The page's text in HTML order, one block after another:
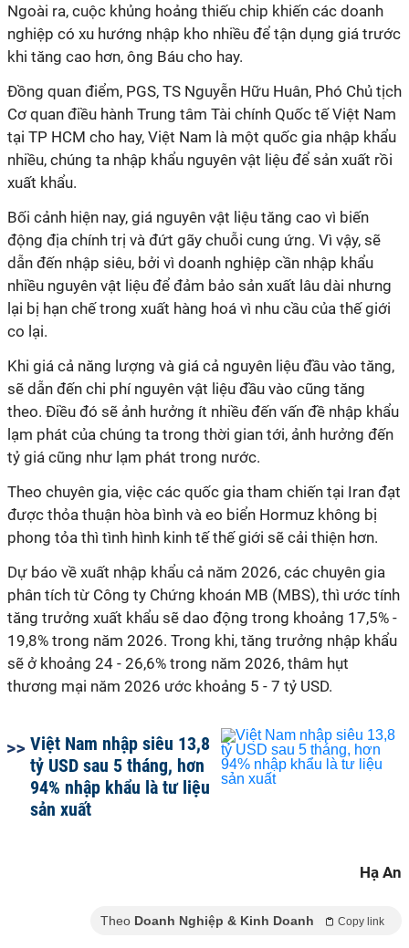
Ngoài ra, cuộc khủng hoảng thiếu chip khiến các doanh
nghiệp có xu hướng nhập kho nhiều để tận dụng giá trước
khi tăng cao hơn, ông Báu cho hay.
Đồng quan điểm, PGS, TS Nguyễn Hữu Huân, Phó Chủ tịch
Cơ quan điều hành Trung tâm Tài chính Quốc tế Việt Nam
tại TP HCM cho hay, Việt Nam là một quốc gia nhập khẩu
nhiều, chúng ta nhập khẩu nguyên vật liệu để sản xuất rồi
xuất khẩu.
Bối cảnh hiện nay, giá nguyên vật liệu tăng cao vì biến
động địa chính trị và đứt gãy chuỗi cung ứng. Vì vậy, sẽ
dẫn đến nhập siêu, bởi vì doanh nghiệp cần nhập khẩu
nhiều nguyên vật liệu để đảm bảo sản xuất lâu dài nhưng
lại bị hạn chế trong xuất hàng hoá vì nhu cầu của thế giới
co lại.
Khi giá cả năng lượng và giá cả nguyên liệu đầu vào tăng,
sẽ dẫn đến chi phí nguyên vật liệu đầu vào cũng tăng
theo. Điều đó sẽ ảnh hưởng ít nhiều đến vấn đề nhập khẩu
lạm phát của chúng ta trong thời gian tới, ảnh hưởng đến
tỷ giá cũng như lạm phát trong nước.
Theo chuyên gia, việc các quốc gia tham chiến tại Iran đạt
được thỏa thuận hòa bình và eo biển Hormuz không bị
phong tỏa thì tình hình kinh tế thế giới sẽ cải thiện hơn.
Dự báo về xuất nhập khẩu cả năm 2026, các chuyên gia
phân tích từ Công ty Chứng khoán MB (MBS), thì ước tính
tăng trưởng xuất khẩu sẽ dao động trong khoảng 17,5% -
19,8% trong năm 2026. Trong khi, tăng trưởng nhập khẩu
sẽ ở khoảng 24 - 26,6% trong năm 2026, thâm hụt
thương mại năm 2026 ước khoảng 5 - 7 tỷ USD.
Việt Nam nhập siêu 13,8
tỷ USD sau 5 tháng, hơn
94% nhập khẩu là tư liệu
sản xuất
Hạ An
Theo Doanh Nghiệp & Kinh Doanh Copy link